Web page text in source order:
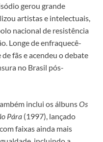
gerou grande
artistas e intelectuais,
nacional de resistência
Longe de enfraquecê-
fãs e acendeu o debate
no Brasil pós-
inclui os álbunsOs
Pára (1997), lançado
faixas ainda mais